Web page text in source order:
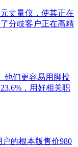
丈量仪，使其正在
分歧客户正在高精
他们更容易用脚投
，用好相关职
的根本版售价980